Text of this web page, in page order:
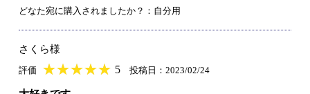
どなた宛に購入されましたか？：自分用
さくら様
評価 ★★★★★
★★★★★ 5 投稿日：2023/02/24